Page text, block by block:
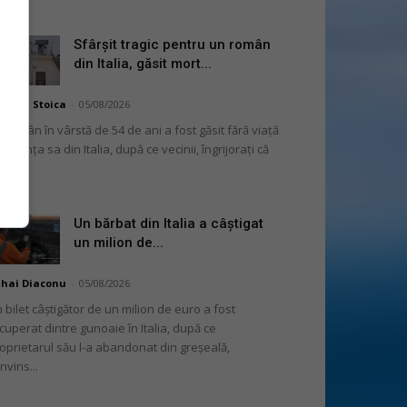
Sfârșit tragic pentru un român
din Italia, găsit mort...
Stoica 05/08/2026
român în vârstă de 54 de ani a fost găsit fără viață
locuința sa din Italia, după ce vecinii, îngrijorați că
Un bărbat din Italia a câștigat
un milion de...
Diaconu 05/08/2026
bilet câștigător de un milion de euro a fost
dintre gunoaie în Italia, după ce
său l-a abandonat din greșeală,